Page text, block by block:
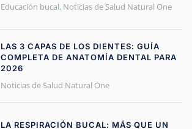
Educación bucal, Noticias de Salud Natural One
LAS 3 CAPAS DE LOS DIENTES: GUÍA
COMPLETA DE ANATOMÍA DENTAL PARA
2026
Noticias de Salud Natural One
LA RESPIRACIÓN BUCAL: MÁS QUE UN